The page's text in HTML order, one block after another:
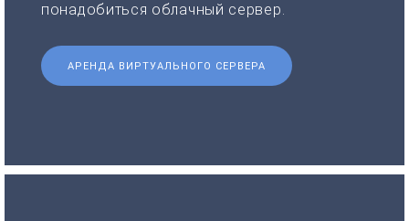
понадобиться облачный сервер.
АРЕНДА ВИРТУАЛЬНОГО СЕРВЕРА